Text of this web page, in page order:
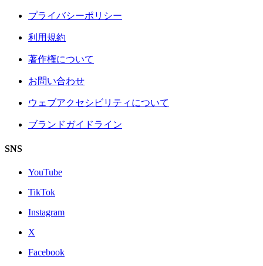
プライバシーポリシー
利用規約
著作権について
お問い合わせ
ウェブアクセシビリティについて
ブランドガイドライン
SNS
YouTube
TikTok
Instagram
X
Facebook